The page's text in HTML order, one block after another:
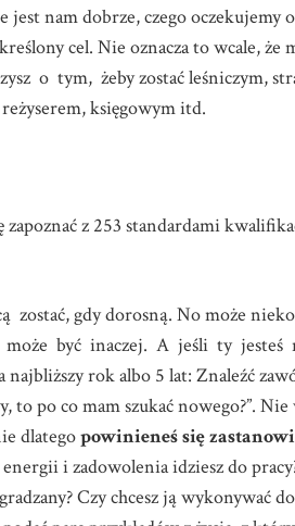
jest nam dobrze, czego oczekujemy
cel. Nie oznacza to wcale, że
o tym, żeby zostać leśniczym,
księgowym itd.
z 253 standardami
gdy dorosną. No może
może być inaczej. A jeśli ty jesteś
rok albo 5 lat: Znaleźć
po co mam szukać nowego?”.
dlategopowinieneś się
energii i zadowolenia idziesz do
Czy chcesz ją wykonywać